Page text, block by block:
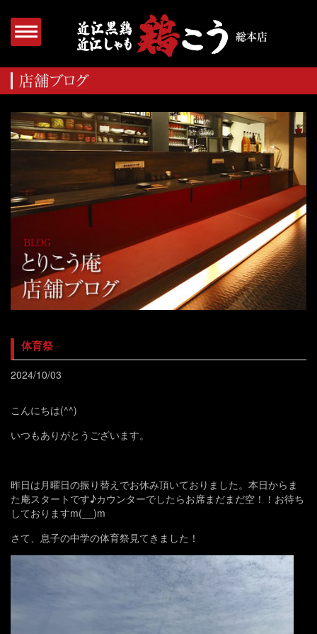
体育祭
2024/10/03
こんにちは(^^)
いつもありがとうございます。
昨日は月曜日の振り替えでお休み頂いておりました。本日からま
た庵スタートです♪カウンターでしたらお席まだまだ空！！お待ち
しておりますm(__)m
さて、息子の中学の体育祭見てきました！